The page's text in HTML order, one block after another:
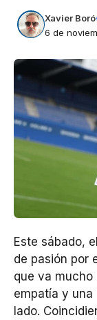
Xavier Boró
6 de
Este sábado, el
de pasión por
que va mucho
empatía y
lado.